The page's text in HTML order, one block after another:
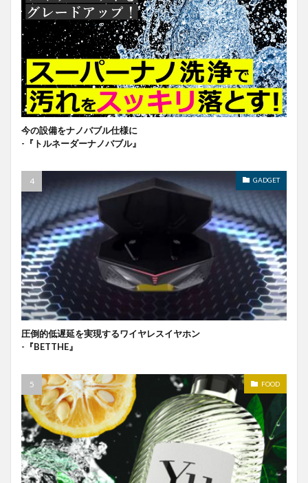
今の設備をナノバブル仕様に
-『トルネーダーナノバブル』
GADGET
圧倒的低遅延を実現するワイヤレスイヤホン
-『BETTHE』
FOOD